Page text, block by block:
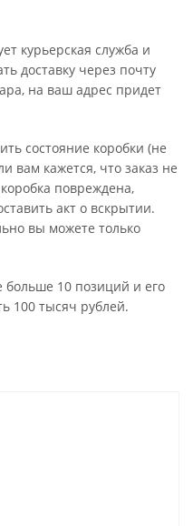
курьерская служба и
доставку через почту
на ваш адрес придет
состояние коробки (не
вам кажется, что заказ не
повреждена,
акт о вскрытии.
вы можете только
больше 10 позиций и его
100 тысяч рублей.